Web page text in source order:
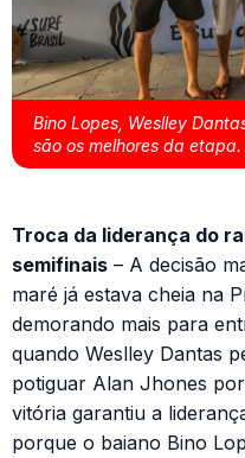
Bino Lopes, Weslley
são os melhores da etapa.
Troca da liderança do
semifinais – A decisão
maré já estava cheia na
demorando mais para
quando Weslley Dantas
potiguar Alan Jhones
vitória garantiu a
porque o baiano Bino